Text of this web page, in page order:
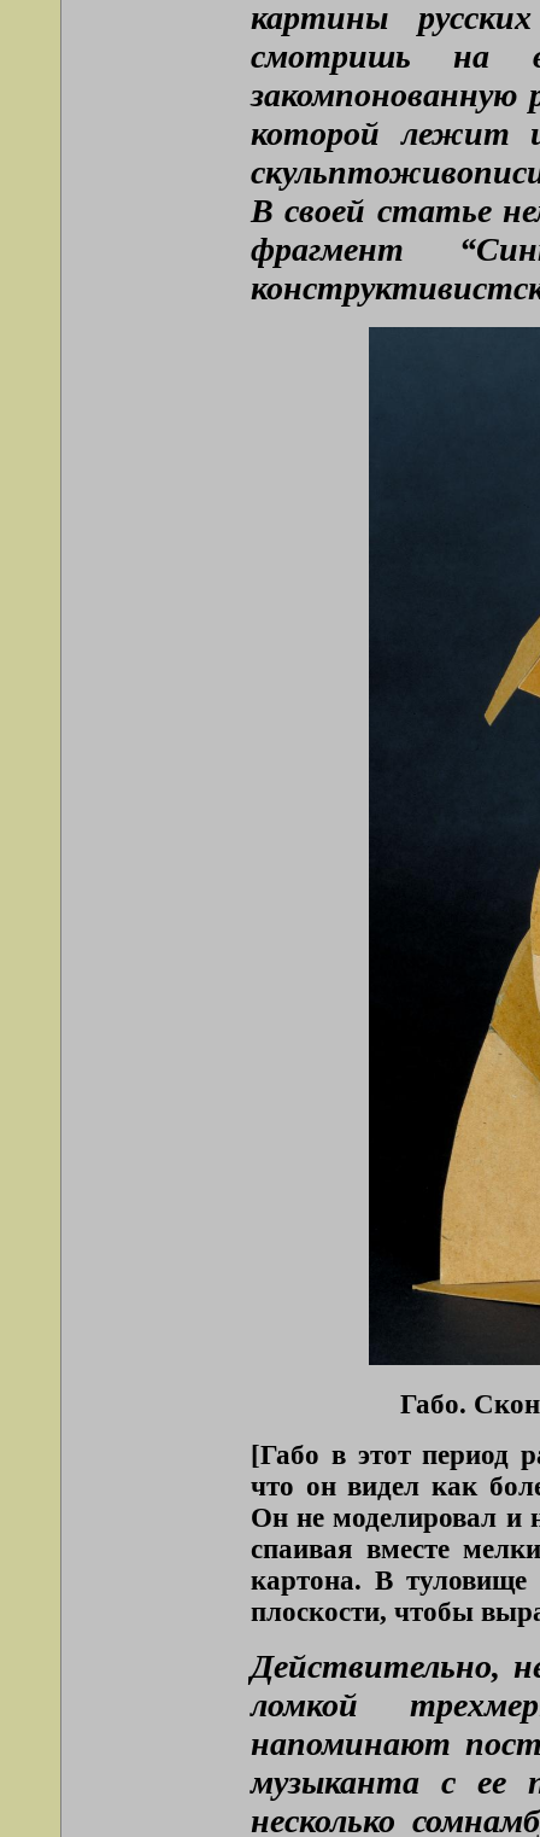
картины
смотришь на
закомпонованную
которой лежит
В своей статье
фрагмент
Габо.
[Габо в этот период
что он видел как
Он не моделировал и
спаивая вместе
картона. В туловище
плоскости, чтобы
Действительно,
ломкой
напоминают
музыканта с ее
несколько